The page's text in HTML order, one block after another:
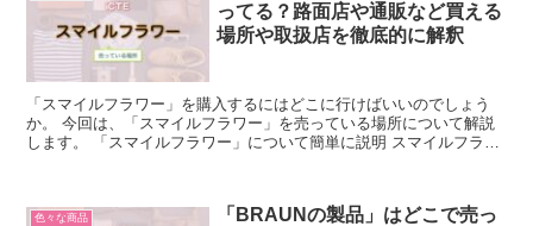
ってる？路面店や通販など買える
場所や取扱店を徹底的に解釈
「スマイルフラワー」を購入するにはどこに行けばいいのでしょう
か。 今回は、「スマイルフラワー」を売っている場所について解説
します。 「スマイルフラワー」について簡単に説明 スマイルフラワ
色々な商品
「BRAUNの製品」はどこで売っ